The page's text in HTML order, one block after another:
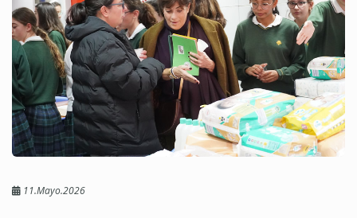
11.Mayo.2026